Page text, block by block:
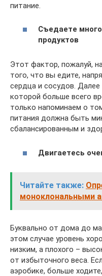
питание.
Съедаете
продуктов
Этот фактор, пожалуй,
того, что вы едите,
сердца и сосудов.
которой больше всего
только напоминаем о
питания должна быть
сбалансированным и
Двигаетесь
Читайте также:
моноклональными
Буквально от дома до
этом случае уровень
низким, а плохого –
от избыточного веса.
аэробике, больше